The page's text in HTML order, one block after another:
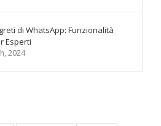
di WhatsApp: Funzionalità
Esperti
2024